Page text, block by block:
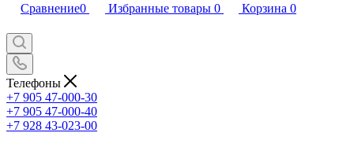
Сравнение0 Избранные товары 0 Корзина 0
Телефоны
+7 905 47-000-30
+7 905 47-000-40
+7 928 43-023-00